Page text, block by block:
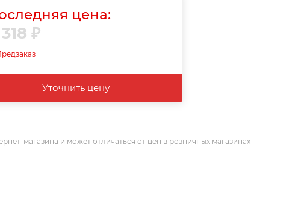
цена:
₽
Уточнить цену
магазина и может отличаться от цен в розничных магазинах